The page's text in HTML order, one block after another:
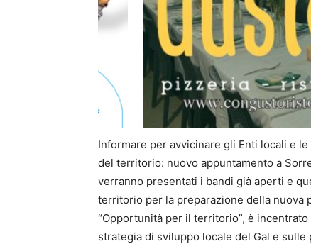
Informare per avvicinare gli Enti locali e
del territorio: nuovo appuntamento a
verranno presentati i bandi già aperti e
territorio per la preparazione della nuova
“Opportunità per il territorio”, è
strategia di sviluppo locale del Gal e